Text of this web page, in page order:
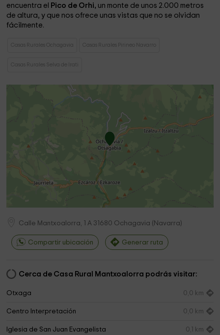
encuentra el Pico de Orhi, un monte de unos 2.000 metros
de altura, y que nos ofrece unas vistas que no se olvidan
fácilmente.
Casas Rurales Ochagavia Casas Rurales Pirineo Navarro
Casas Rurales Selva de Irati
Calle Mantxoalorra, 1 A 31680 Ochagavia ( Navarra)
Compartir ubicación Generar ruta
Cerca de Casa Rural Mantxoalorra podrás visitar:
Otxaga 0,0 km
Centro Interpretación 0,0 km
Iglesia de San Juan Evangelista 0,1 km